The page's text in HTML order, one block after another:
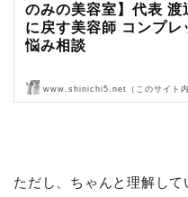
のみの美容室】代表 渡
に戻す美容師 コンプレ
悩み相談
Liss 恵比寿【フリーランス美容
www.shinichi5.net（このサイト内
ただし、ちゃんと理解し